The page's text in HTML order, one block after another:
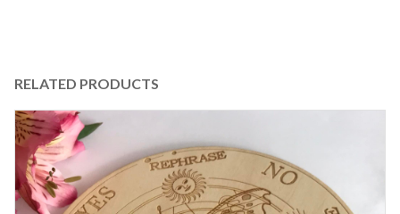
RELATED PRODUCTS